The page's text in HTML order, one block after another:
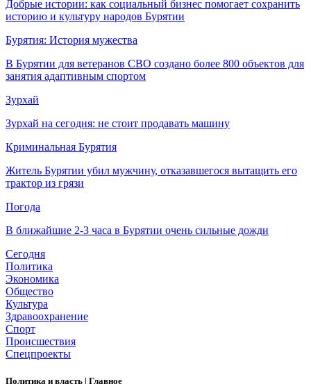
Добрые истории: как социальный бизнес помогает сохранить
историю и культуру народов Бурятии
Бурятия: История мужества
В Бурятии для ветеранов СВО создано более 800 объектов для
занятия адаптивным спортом
Зурхай
Зурхай на сегодня: не стоит продавать машину
Криминальная Бурятия
Житель Бурятии убил мужчину, отказавшегося вытащить его
трактор из грязи
Погода
В ближайшие 2-3 часа в Бурятии очень сильные дожди
Сегодня
Политика
Экономика
Общество
Культура
Здравоохранение
Спорт
Происшествия
Спецпроекты
Политика и власть | Главное